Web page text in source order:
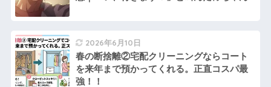
2026年6月10日
春の断捨離②宅配クリーニングならコート
を来年まで預かってくれる。正直コスパ最
強！！